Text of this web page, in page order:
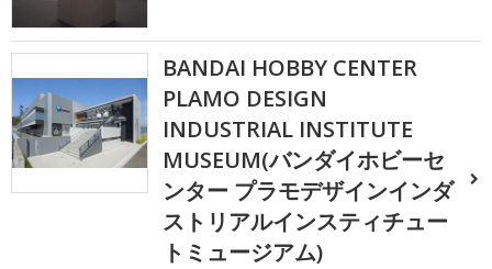
BANDAI HOBBY CENTER
PLAMO DESIGN
INDUSTRIAL INSTITUTE
MUSEUM(バンダイホビーセ
ンター プラモデザインインダ
ストリアルインスティチュー
トミュージアム)